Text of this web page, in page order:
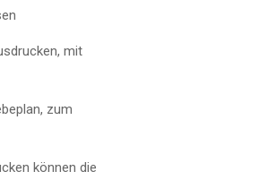
mit
zum
können die